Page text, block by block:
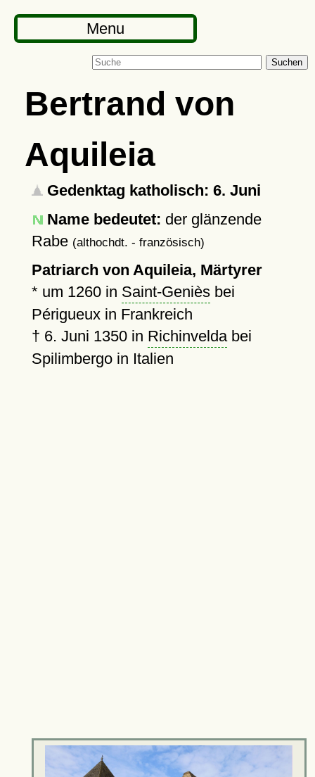
Menu
Suchen
Bertrand von
Aquileia
Gedenktag katholisch: 6. Juni
Name bedeutet: der glänzende
Rabe (althochdt. - französisch)
Patriarch von Aquileia, Märtyrer
* um 1260in Saint-Genièsbei
Périgueux in Frankreich
† 6. Juni 1350in Richinveldabei
Spilimbergo in Italien